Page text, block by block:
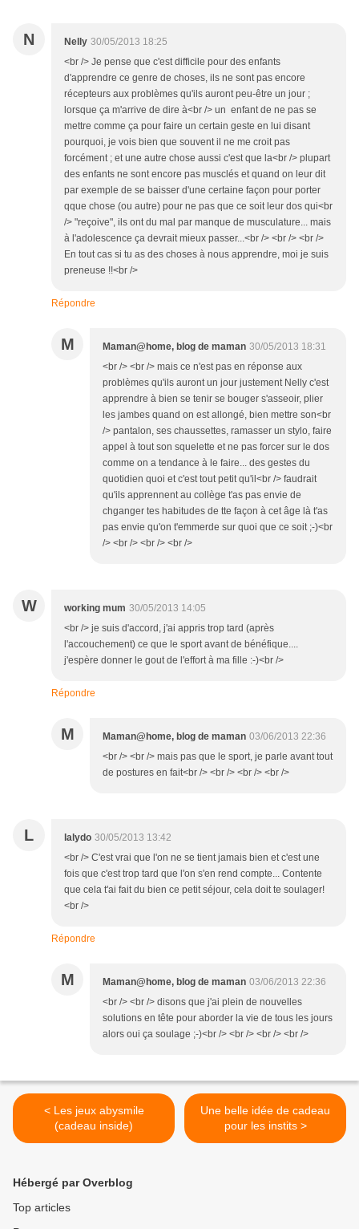
N Nelly 30/05/2013 18:25
<br /> Je pense que c'est difficile pour des enfants
d'apprendre ce genre de choses, ils ne sont pas encore
récepteurs aux problèmes qu'ils auront peu-être un jour ;
lorsque ça m'arrive de dire à<br /> un enfant de ne pas se
mettre comme ça pour faire un certain geste en lui disant
pourquoi, je vois bien que souvent il ne me croit pas
forcément ; et une autre chose aussi c'est que la<br /> plupart
des enfants ne sont encore pas musclés et quand on leur dit
par exemple de se baisser d'une certaine façon pour porter
qque chose (ou autre) pour ne pas que ce soit leur dos qui<br
/> "reçoive", ils ont du mal par manque de musculature... mais
à l'adolescence ça devrait mieux passer...<br /> <br /> <br />
En tout cas si tu as des choses à nous apprendre, moi je suis
preneuse !!<br />
Répondre
M Maman@home, blog de maman 30/05/2013 18:31
<br /> <br /> mais ce n'est pas en réponse aux
problèmes qu'ils auront un jour justement Nelly c'est
apprendre à bien se tenir se bouger s'asseoir, plier
les jambes quand on est allongé, bien mettre son<br
/> pantalon, ses chaussettes, ramasser un stylo, faire
appel à tout son squelette et ne pas forcer sur le dos
comme on a tendance à le faire... des gestes du
quotidien quoi et c'est tout petit qu'il<br /> faudrait
qu'ils apprennent au collège t'as pas envie de
chganger tes habitudes de tte façon à cet âge là t'as
pas envie qu'on t'emmerde sur quoi que ce soit ;-)<br
/> <br /> <br /> <br />
W working mum 30/05/2013 14:05
<br /> je suis d'accord, j'ai appris trop tard (après
l'accouchement) ce que le sport avant de bénéfique....
j'espère donner le gout de l'effort à ma fille :-)<br />
Répondre
M Maman@home, blog de maman 03/06/2013 22:36
<br /> <br /> mais pas que le sport, je parle avant tout
de postures en fait<br /> <br /> <br /> <br />
L lalydo 30/05/2013 13:42
<br /> C'est vrai que l'on ne se tient jamais bien et c'est une
fois que c'est trop tard que l'on s'en rend compte... Contente
que cela t'ai fait du bien ce petit séjour, cela doit te soulager!
<br />
Répondre
M Maman@home, blog de maman 03/06/2013 22:36
<br /> <br /> disons que j'ai plein de nouvelles
solutions en tête pour aborder la vie de tous les jours
alors oui ça soulage ;-)<br /> <br /> <br /> <br />
< Les jeux abysmile
(cadeau inside)
Une belle idée de cadeau
pour les instits >
Hébergé par Overblog
Top articles